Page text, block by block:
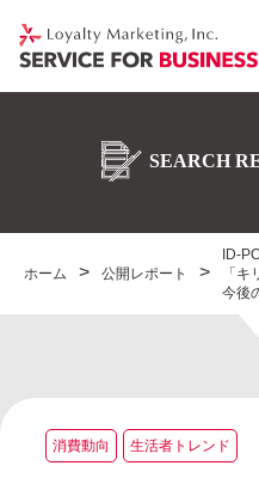
ホーム 公開レポート
ID-
「
今後
消費動向 生活者トレンド